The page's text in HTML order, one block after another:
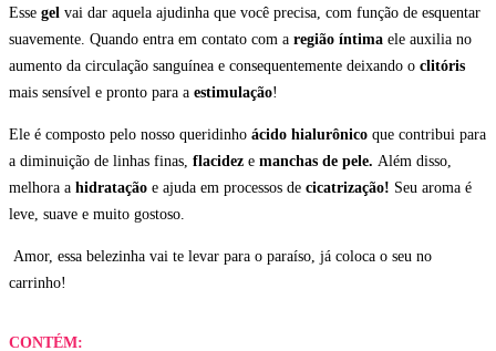
Esse gel vai dar aquela ajudinha que você precisa, com função de esquentar
suavemente. Quando entra em contato com a região íntima ele auxilia no
aumento da circulação sanguínea e consequentemente deixando o clitóris
mais sensível e pronto para a estimulação!
Ele é composto pelo nosso queridinho ácido hialurônico que contribui para
a diminuição de linhas finas, flacidez e manchas de pele. Além disso,
melhora a hidratação e ajuda em processos de cicatrização! Seu aroma é
leve, suave e muito gostoso.
Amor, essa belezinha vai te levar para o paraíso, já coloca o seu no
carrinho!
CONTÉM: